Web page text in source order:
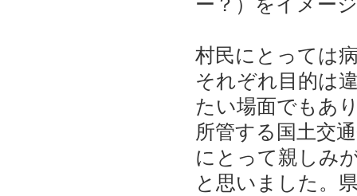
村民にとっては
それぞれ目的は
たい場面でもあ
所管する国土交
にとって親しみ
と思いました。